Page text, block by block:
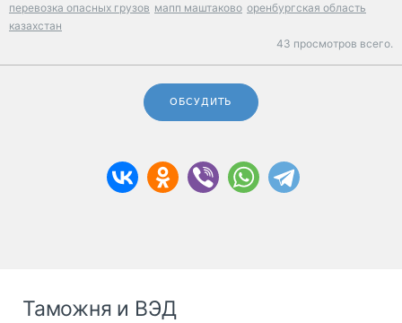
перевозка опасных грузов мапп маштаково оренбургская область
казахстан
43 просмотров всего.
ОБСУДИТЬ
Таможня и ВЭД